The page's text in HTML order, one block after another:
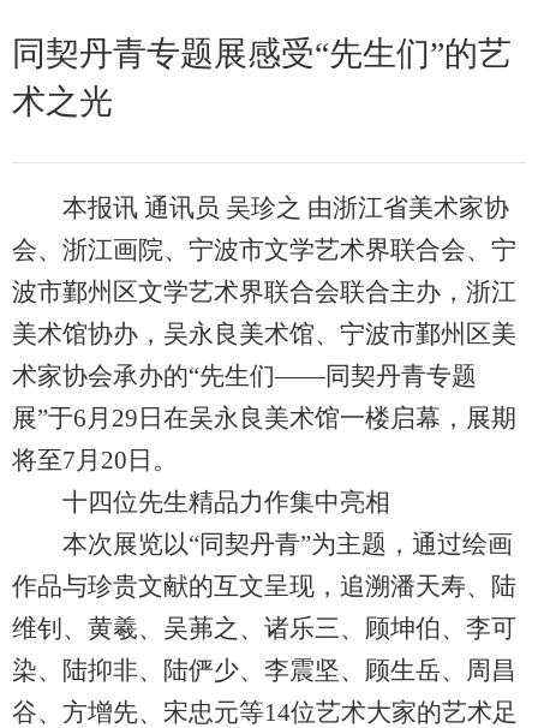
同契丹青专题展感受“先生们”的艺
术之光
本报讯 通讯员 吴珍之 由浙江省美术家协
会、浙江画院、宁波市文学艺术界联合会、宁
波市鄞州区文学艺术界联合会联合主办，浙江
美术馆协办，吴永良美术馆、宁波市鄞州区美
术家协会承办的“先生们——同契丹青专题
展”于6月29日在吴永良美术馆一楼启幕，展期
将至7月20日。
十四位先生精品力作集中亮相
本次展览以“同契丹青”为主题，通过绘画
作品与珍贵文献的互文呈现，追溯潘天寿、陆
维钊、黄羲、吴茀之、诸乐三、顾坤伯、李可
染、陆抑非、陆俨少、李震坚、顾生岳、周昌
谷、方增先、宋忠元等14位艺术大家的艺术足